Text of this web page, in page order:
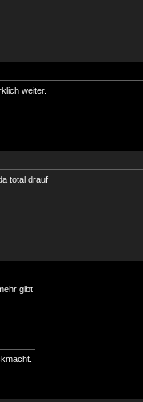
weiter.
total drauf
gibt